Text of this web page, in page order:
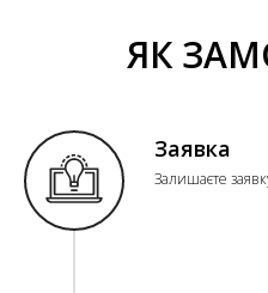
ЯК
Заявка
Залишаєте